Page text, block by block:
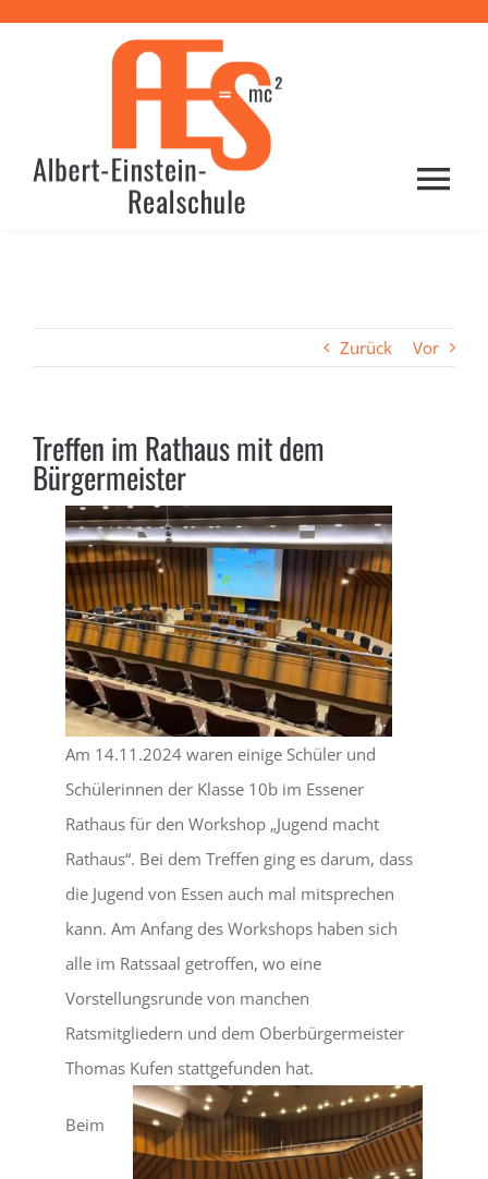
PROFIL
LERNEN
LEBEN
SERVICE
Zurück Vor
Treffen im Rathaus mit dem
Bürgermeister
Am 14.11.2024 waren einige Schüler und
Schülerinnen der Klasse 10b im Essener
Rathaus für den Workshop „Jugend macht
Rathaus“. Bei dem Treffen ging es darum, dass
die Jugend von Essen auch mal mitsprechen
kann. Am Anfang des Workshops haben sich
alle im Ratssaal getroffen, wo eine
Vorstellungsrunde von manchen
Ratsmitgliedern und dem Oberbürgermeister
Thomas Kufen stattgefunden hat.
Beim